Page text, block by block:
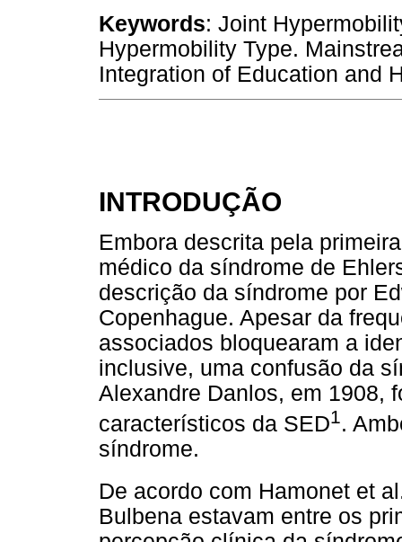
Keywords: Joint
Hypermobility Type.
Integration of Education and
INTRODUÇÃO
Embora descrita pela
médico da síndrome de
descrição da síndrome por
Copenhague. Apesar da
associados bloquearam a
inclusive, uma confusão da
Alexandre Danlos, em 1908,
característicos da SED1 .
síndrome.
De acordo com Hamonet et
Bulbena estavam entre os